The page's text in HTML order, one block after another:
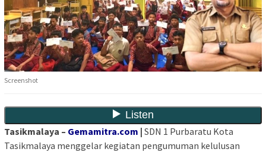
Screenshot
Tasikmalaya – Gemamitra.com | SDN 1 Purbaratu Kota
Tasikmalaya menggelar kegiatan pengumuman kelulusan